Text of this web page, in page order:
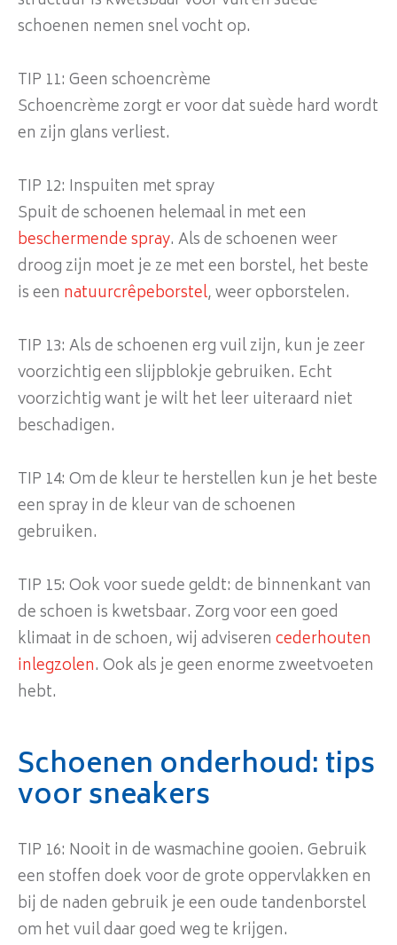
schoenen nemen snel vocht op.
TIP 11: Geen schoencrème
Schoencrème zorgt er voor dat suède hard wordt
en zijn glans verliest.
TIP 12: Inspuiten met spray
Spuit de schoenen helemaal in met een
beschermende spray. Als de schoenen weer
droog zijn moet je ze met een borstel, het beste
is een natuurcrêpeborstel, weer opborstelen.
TIP 13: Als de schoenen erg vuil zijn, kun je zeer
voorzichtig een slijpblokje gebruiken. Echt
voorzichtig want je wilt het leer uiteraard niet
beschadigen.
TIP 14: Om de kleur te herstellen kun je het beste
een spray in de kleur van de schoenen
gebruiken.
TIP 15: Ook voor suede geldt: de binnenkant van
de schoen is kwetsbaar. Zorg voor een goed
klimaat in de schoen, wij adviseren cederhouten
inlegzolen. Ook als je geen enorme zweetvoeten
hebt.
Schoenen onderhoud: tips
voor sneakers
TIP 16: Nooit in de wasmachine gooien. Gebruik
een stoffen doek voor de grote oppervlakken en
bij de naden gebruik je een oude tandenborstel
om het vuil daar goed weg te krijgen.